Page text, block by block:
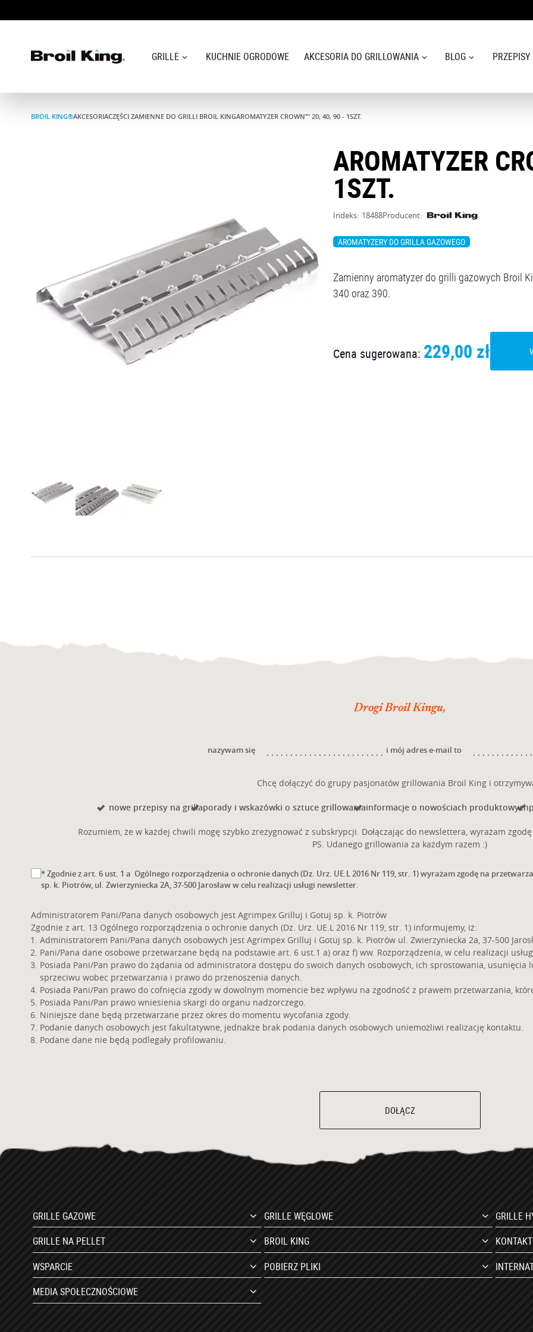
WSPARCIE
O NAS
GRILLE KUCHNIE OGRODOWE AKCESORIA DO GRILLOWANIA BLOG PRZEPISY
BROIL KING®AKCESORIACZĘŚCI ZAMIENNE DO GRILLI BROIL KINGAROMATYZER CROWN™ 20, 40, 90 - 1SZT.
AROMATYZER
1SZT.
Indeks: 18488Producent:
AROMATYZERY DO GRILLA GAZOWEGO
Zamienny aromatyzer do grilli gazowych Broil
340 oraz 390.
Cena sugerowana: 229,00 zł
Drogi Broil Kingu,
nazywam się i mój adres e-mail to
Chcę dołączyć do grupy pasjonatów grillowania Broil King i
nowe przepisy na grillaporady i wskazówki o sztuce grillowaniainformacje o nowościach produktowych
Rozumiem, że w każdej chwili mogę szybko zrezygnować z subskrypcji. Dołączając do newslettera, wyrażam
PS. Udanego grillowania za każdym razem :)
* Zgodnie z art. 6 ust. 1 a Ogólnego rozporządzenia o ochronie danych (Dz. Urz. UE.L 2016 Nr 119, str. 1) wyrażam zgodę na
sp. k. Piotrów, ul. Zwierzyniecka 2A, 37-500 Jarosław w celu realizacji usługi newsletter.
Administratorem Pani/Pana danych osobowych jest Agrimpex Grilluj i Gotuj sp. k. Piotrów
Zgodnie z art. 13 Ogólnego rozporządzenia o ochronie danych (Dz. Urz. UE.L 2016 Nr 119, str. 1) informujemy, iż:
Administratorem Pani/Pana danych osobowych jest Agrimpex Grilluj i Gotuj sp. k. Piotrów ul. Zwierzyniecka 2a, 37-500
Pani/Pana dane osobowe przetwarzane będą na podstawie art. 6 ust.1 a) oraz f) ww. Rozporządzenia, w celu realizacji
Posiada Pani/Pan prawo do żądania od administratora dostępu do swoich danych osobowych, ich sprostowania,
sprzeciwu wobec przetwarzania i prawo do przenoszenia danych.
Posiada Pani/Pan prawo do cofnięcia zgody w dowolnym momencie bez wpływu na zgodność z prawem przetwarzania,
Posiada Pani/Pan prawo wniesienia skargi do organu nadzorczego.
Niniejsze dane będą przetwarzane przez okres do momentu wycofania zgody.
Podanie danych osobowych jest fakultatywne, jednakże brak podania danych osobowych uniemożliwi realizację kontaktu.
Podane dane nie będą podlegały profilowaniu.
DOŁĄCZ
GRILLE GAZOWE GRILLE WĘGLOWE
GRILLE
GRILLE NA PELLET
BROIL KING
KONTAKT
WSPARCIE
POBIERZ PLIKI
MEDIA SPOŁECZNOŚCIOWE